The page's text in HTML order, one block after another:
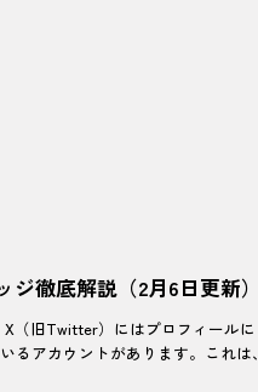
ジ徹底解説（2月6日更新）
（旧Twitter）にはプロフィールに
るアカウントがあります。これは、